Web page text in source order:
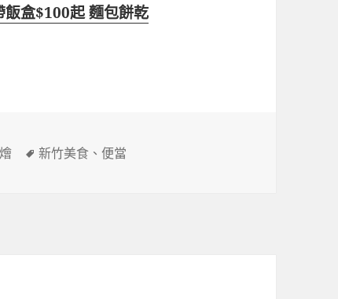
盒$100起 麵包餅乾
標
新竹美食 、便當